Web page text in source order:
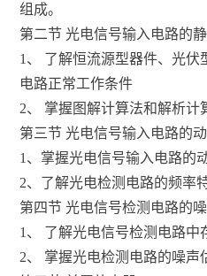
组成。
第二节 光电信号输入电路的
1、 了解恒流源型器件、光伏
电路正常工作条件
2、 掌握图解计算法和解析计
第三节 光电信号输入电路的
1、掌握光电信号输入电路的
2、了解光电检测电路的频率
第四节 光电信号检测电路的
1、 了解光电信号检测电路中
2、 掌握光电检测电路的噪声